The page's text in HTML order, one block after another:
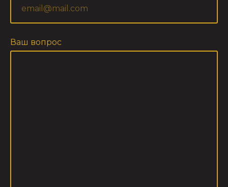
Ваш вопрос